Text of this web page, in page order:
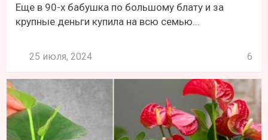
Еще в 90-х бабушка по большому блату и за
крупные деньги купила на всю семью...
25 июля, 2024 6